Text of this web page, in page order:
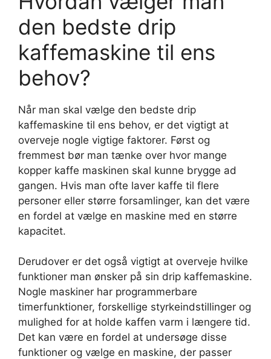
den bedste drip
kaffemaskine til ens
behov?
Når man skal vælge den bedste drip
kaffemaskine til ens behov, er det vigtigt at
overveje nogle vigtige faktorer. Først og
fremmest bør man tænke over hvor mange
kopper kaffe maskinen skal kunne brygge ad
gangen. Hvis man ofte laver kaffe til flere
personer eller større forsamlinger, kan det være
en fordel at vælge en maskine med en større
kapacitet.
Derudover er det også vigtigt at overveje hvilke
funktioner man ønsker på sin drip kaffemaskine.
Nogle maskiner har programmerbare
timerfunktioner, forskellige styrkeindstillinger og
mulighed for at holde kaffen varm i længere tid.
Det kan være en fordel at undersøge disse
funktioner og vælge en maskine, der passer